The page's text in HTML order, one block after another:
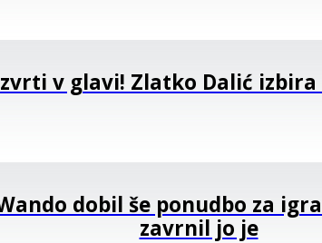
zvrti v glavi! Zlatko Dalić
dobil še ponudbo za
zavrnil jo je